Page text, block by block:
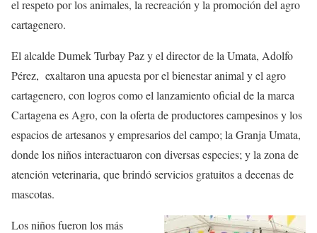
el respeto por los animales, la recreación y la promoción del agro
cartagenero.
El alcalde Dumek Turbay Paz y el director de la Umata, Adolfo
Pérez, exaltaron una apuesta por el bienestar animal y el agro
cartagenero, con logros como el lanzamiento oficial de la marca
Cartagena es Agro, con la oferta de productores campesinos y los
espacios de artesanos y empresarios del campo; la Granja Umata,
donde los niños interactuaron con diversas especies; y la zona de
atención veterinaria, que brindó servicios gratuitos a decenas de
mascotas.
Los niños fueron los más